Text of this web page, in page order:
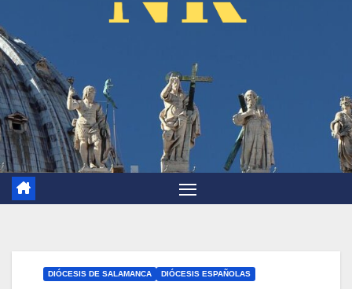
DIÓCESIS DE SALAMANCA DIÓCESIS ESPAÑOLAS